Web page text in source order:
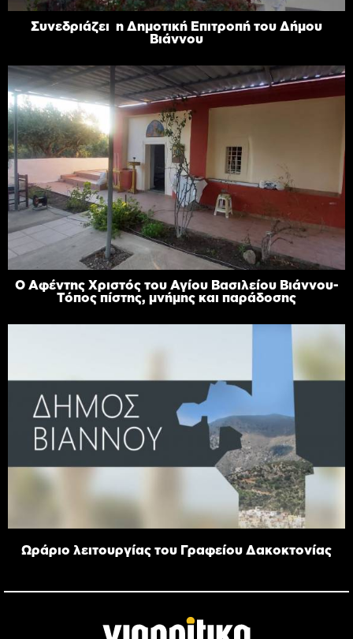
Συνεδριάζει η Δημοτική Επιτροπή του Δήμου
Βιάννου
Ο Αφέντης Χριστός του Αγίου Βασιλείου Βιάννου-
Τόπος πίστης, μνήμης και παράδοσης
Ωράριο λειτουργίας του Γραφείου Δακοκτονίας